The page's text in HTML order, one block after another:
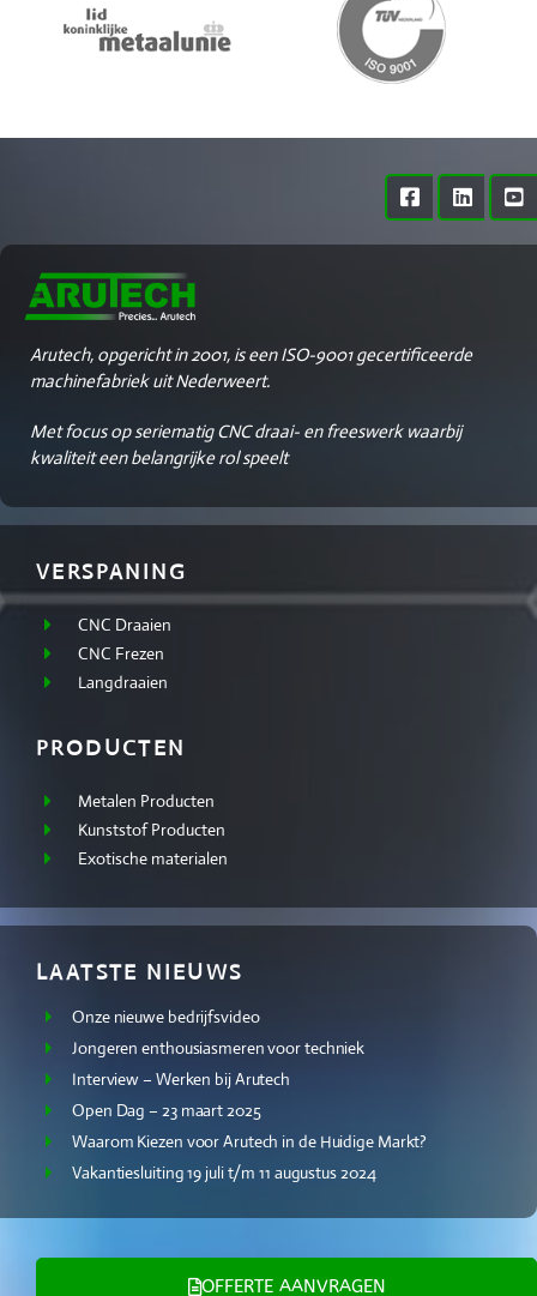
Arutech, opgericht in 2001, is een ISO-9001 gecertificeerde
machinefabriek uit Nederweert.
Met focus op seriematig CNC draai- en freeswerk waarbij
kwaliteit een belangrijke rol speelt
VERSPANING
CNC Draaien
CNC Frezen
Langdraaien
PRODUCTEN
Metalen Producten
Kunststof Producten
Exotische materialen
LAATSTE NIEUWS
Onze nieuwe bedrijfsvideo
Jongeren enthousiasmeren voor techniek
Interview – Werken bij Arutech
Open Dag – 23 maart 2025
Waarom Kiezen voor Arutech in de Huidige Markt?
Vakantiesluiting 19 juli t/m 11 augustus 2024
OFFERTE AANVRAGEN